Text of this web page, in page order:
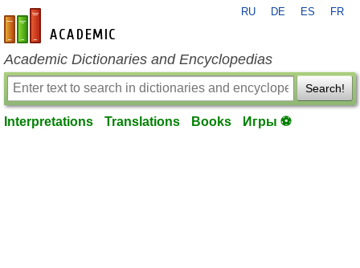
en-academic.com
RU DE ES FR
Academic Dictionaries and Encyclopedias
Search!
Interpretations Translations Books Игры ⚽